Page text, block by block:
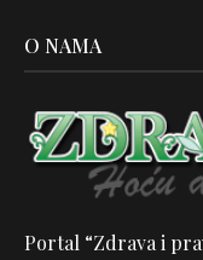
O NAMA
Portal “Zdrava i